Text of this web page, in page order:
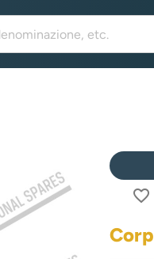
favorite_border